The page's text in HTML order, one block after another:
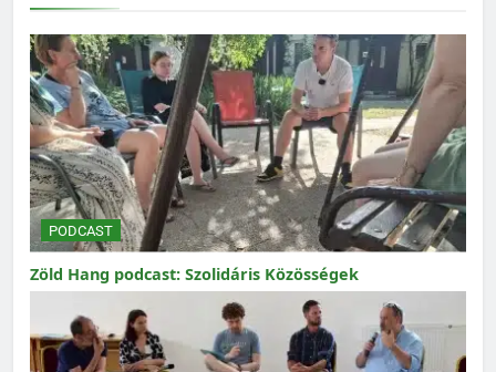
PODCAST
Zöld Hang podcast: Szolidáris Közösségek